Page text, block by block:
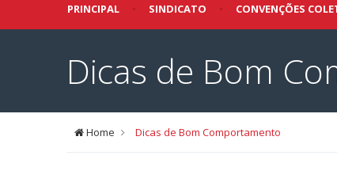
PRINCIPAL • SINDICATO • CONVENÇÕES
Dicas de Bom
Home Dicas de Bom Comportamento